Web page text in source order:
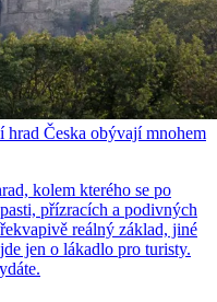
hrad Česka obývají mnohem
kolem kterého se po
přízracích a podivných
reálný základ, jiné
jen o lákadlo pro turisty.